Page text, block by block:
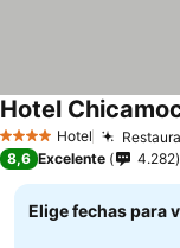
4 EstrellasHotel
Hotel
8,6 Excelente 4.282
Elige fechas para